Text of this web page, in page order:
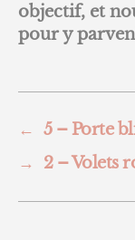
objectif, et
pour y
← 5 – Porte
→
2 – Volets